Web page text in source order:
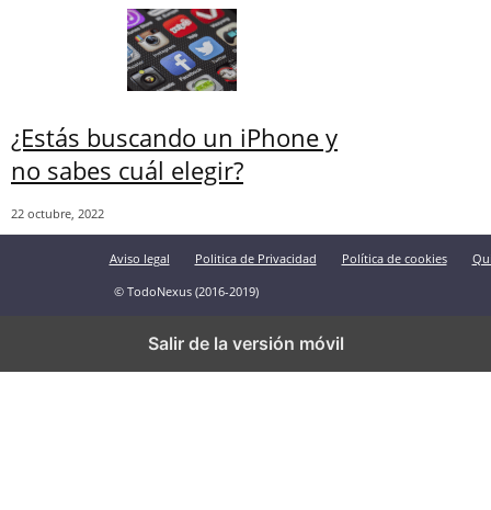
¿Estás buscando un iPhone y
no sabes cuál elegir?
22 octubre, 2022
Aviso legal Politica de Privacidad Política de cookies
© TodoNexus (2016-2019)
Salir de la versión móvil